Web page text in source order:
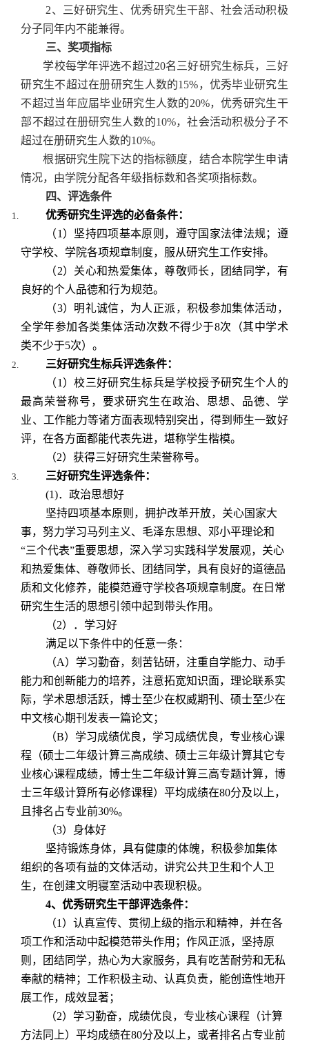
2、三好研究生、优秀研究生干部、社会活动积极
分子同年内不能兼得。
三、奖项指标
学校每学年评选不超过20名三好研究生标兵，三好
研究生不超过在册研究生人数的15%，优秀毕业研究生
不超过当年应届毕业研究生人数的20%，优秀研究生干
部不超过在册研究生人数的10%，社会活动积极分子不
超过在册研究生人数的10%。
根据研究生院下达的指标额度，结合本院学生申请
情况，由学院分配各年级指标数和各奖项指标数。
四、评选条件
优秀研究生评选的必备条件：
（ 1）坚持四项基本原则，遵守国家法律法规；遵
守学校、学院各项规章制度，服从研究生工作安排。
（2）关心和热爱集体，尊敬师长，团结同学，有
良好的个人品德和行为规范。
（3）明礼诚信，为人正派，积极参加集体活动，
全学年参加各类集体活动次数不得少于8次（其中学术
类不少于5次）。
三好研究生标兵评选条件：
（ 1）校三好研究生标兵是学校授予研究生个人的
最高荣誉称号，要求研究生在政治、思想、品德、学
业、工作能力等诸方面表现特别突出，得到师生一致好
评，在各方面都能代表先进，堪称学生楷模。
（2）获得三好研究生荣誉称号。
三好研究生评选条件：
(1)．政治思想好
坚持四项基本原则，拥护改革开放，关心国家大
事，努力学习马列主义、毛泽东思想、邓小平理论和
“三个代表”重要思想，深入学习实践科学发展观，关心
和热爱集体、尊敬师长、团结同学，具有良好的道德品
质和文化修养，能模范遵守学校各项规章制度。在日常
研究生生活的思想引领中起到带头作用。
（2）．学习好
满足以下条件中的任意一条：
（A）学习勤奋，刻苦钻研，注重自学能力、动手
能力和创新能力的培养，注意拓宽知识面，理论联系实
际，学术思想活跃，博士至少在权威期刊、硕士至少在
中文核心期刊发表一篇论文；
（B）学习成绩优良，学习成绩优良，专业核心课
程（硕士二年级计算三高成绩、硕士三年级计算其它专
业核心课程成绩，博士生二年级计算三高专题计算，博
士三年级计算所有必修课程）平均成绩在80分及以上，
且排名占专业前30%。
（3）身体好
坚持锻炼身体，具有健康的体魄，积极参加集体
组织的各项有益的文体活动，讲究公共卫生和个人卫
生，在创建文明寝室活动中表现积极。
4、优秀研究生干部评选条件：
（1）认真宣传、贯彻上级的指示和精神，并在各
项工作和活动中起模范带头作用；作风正派，坚持原
则，团结同学，热心为大家服务，具有吃苦耐劳和无私
奉献的精神；工作积极主动、认真负责，能创造性地开
展工作，成效显著；
（2）学习勤奋，成绩优良，专业核心课程（计算
方法同上）平均成绩在80分及以上，或者排名占专业前